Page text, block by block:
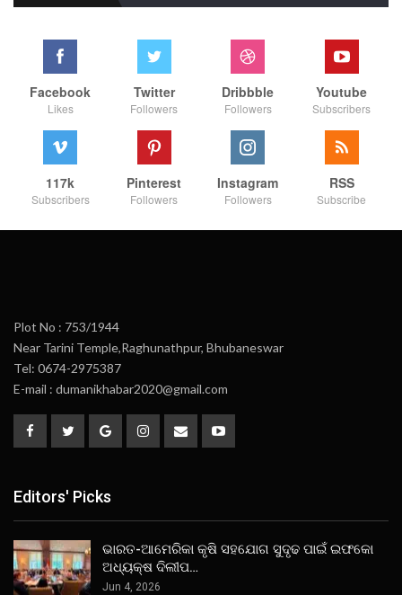
Facebook
Likes
Twitter
Followers
Dribbble
Followers
Youtube
Subscribers
117k
Subscribers
Pinterest
Followers
Instagram
Followers
RSS
Subscribe
Plot No : 753/1944
Near Tarini Temple,Raghunathpur, Bhubaneswar
Tel: 0674-2975387
E-mail : dumanikhabar2020@gmail.com
Editors' Picks
ଭାରତ-ଆମେରିକା କୃଷି ସହଯୋଗ ସୁଦୃଢ ପାଇଁ ଇଫକୋ
ଅଧ୍ୟକ୍ଷ ଦିଲୀପ…
Jun 4, 2026